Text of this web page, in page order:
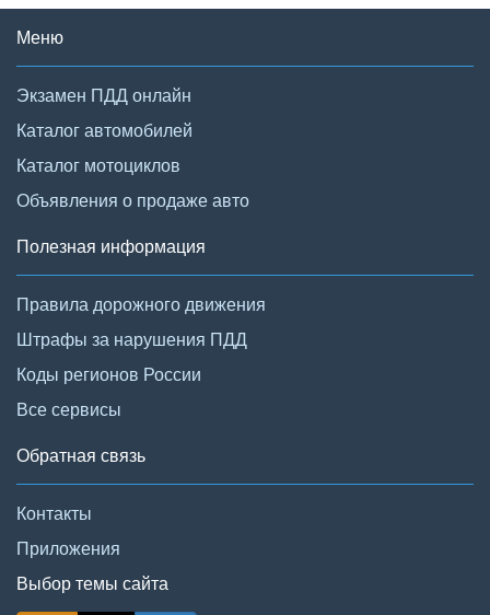
Меню
Экзамен ПДД онлайн
Каталог автомобилей
Каталог мотоциклов
Объявления о продаже авто
Полезная информация
Правила дорожного движения
Штрафы за нарушения ПДД
Коды регионов России
Все сервисы
Обратная связь
Контакты
Приложения
Выбор темы сайта